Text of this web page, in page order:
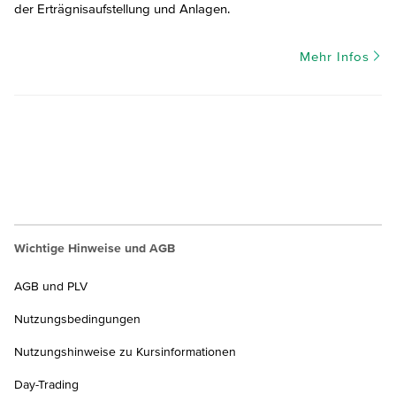
der Erträgnisaufstellung und Anlagen.
Mehr Infos
Wichtige Hinweise und AGB
AGB und PLV
Nutzungsbedingungen
Nutzungshinweise zu Kursinformationen
Day-Trading